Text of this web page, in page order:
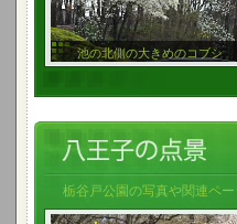
池の北側の大きめのコブシ
栃谷戸公園の写真や関連ペ